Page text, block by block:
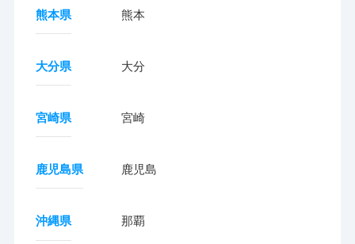
熊本県 熊本
大分県 大分
宮崎県 宮崎
鹿児島県 鹿児島
沖縄県 那覇